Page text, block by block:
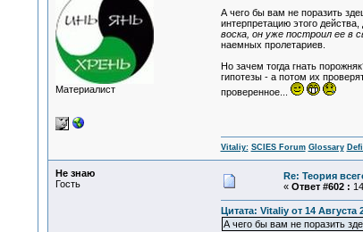
Материалист
А чего бы вам не поразить
интерпретацию этого
воска, он уже построил ее в
наемных пролетариев.
Но зачем тогда гнать
гипотезы - а потом их
проверенное...
Vitaliy: SCIES Forum Glossary
Не знаю
Гость
Re: Теория
« Ответ #602 :
Цитата: Vitaliy от 14 Августа
А чего бы вам не поразить